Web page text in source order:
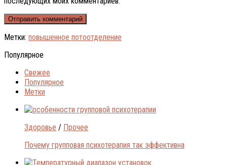
Метки: повышенное потоотделение
Популярное
Свежее
Популярное
Метки
Здоровье / Прочее
Почему групповая психотерапия так эффективна